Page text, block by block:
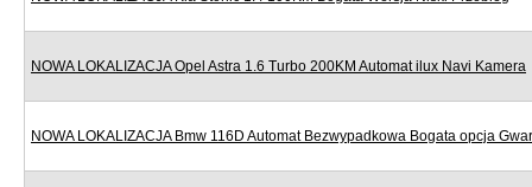
NOWA LOKALIZACJA Opel Astra 1.6 Turbo 200KM Automat ilux Navi Kamera
NOWA LOKALIZACJA Bmw 116D Automat Bezwypadkowa Bogata opcja